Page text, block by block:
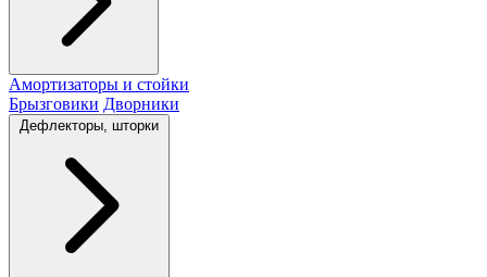
Амортизаторы и стойки
Брызговики Дворники
Дефлекторы, шторки